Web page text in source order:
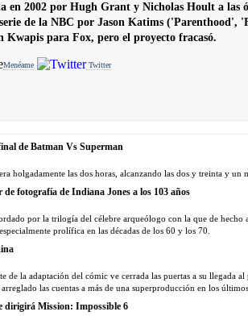
en 2002 por Hugh Grant y Nicholas Hoult a las
de la NBC por Jason Katims ('Parenthood',
Kwapis para Fox, pero el proyecto fracasó.
Menéame Twitter
de Batman Vs Superman
holgadamente las dos horas, alcanzando las dos y treinta y un
de fotografía de Indiana Jones a los 103 años
por la trilogía del célebre arqueólogo con la que de hecho
prolífica en las décadas de los 60 y los 70.
de la adaptación del cómic ve cerrada las puertas a su llegada
las cuentas a más de una superproducción en los últimos
dirigirá Mission: Impossible 6